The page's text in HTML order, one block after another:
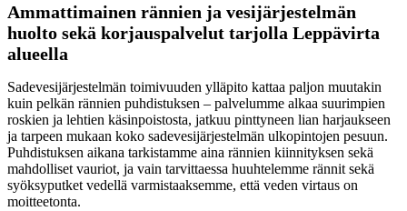
Ammattimainen rännien ja vesijärjestelmän
huolto sekä korjauspalvelut tarjolla Leppävirta
alueella
Sadevesijärjestelmän toimivuuden ylläpito kattaa paljon muutakin
kuin pelkän rännien puhdistuksen – palvelumme alkaa suurimpien
roskien ja lehtien käsinpoistosta, jatkuu pinttyneen lian harjaukseen
ja tarpeen mukaan koko sadevesijärjestelmän ulkopintojen pesuun.
Puhdistuksen aikana tarkistamme aina rännien kiinnityksen sekä
mahdolliset vauriot, ja vain tarvittaessa huuhtelemme rännit sekä
syöksyputket vedellä varmistaaksemme, että veden virtaus on
moitteetonta.